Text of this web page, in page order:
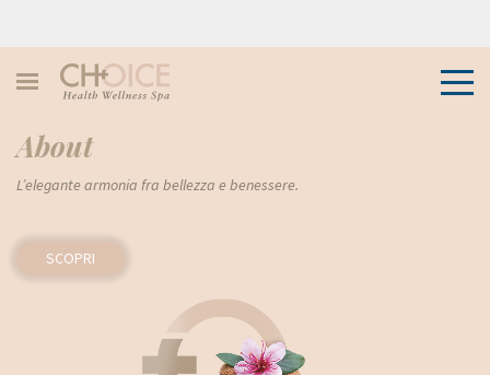
About
L’elegante armonia fra bellezza e benessere.
SCOPRI